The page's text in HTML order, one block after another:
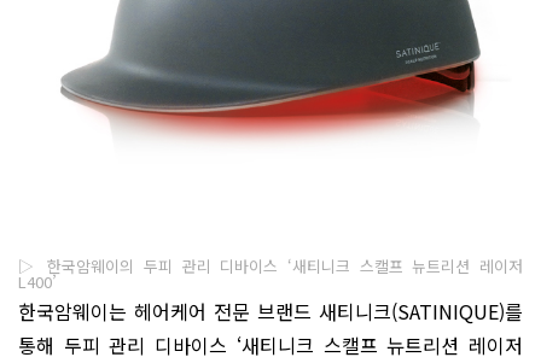
▷ 한국암웨이의 두피 관리 디바이스 ‘새티니크 스캘프 뉴트리션 레이저
L400’
한국암웨이는 헤어케어 전문 브랜드 새티니크(SATINIQUE)를
통해 두피 관리 디바이스 ‘새티니크 스캘프 뉴트리션 레이저